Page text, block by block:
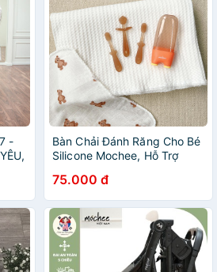
-
Bàn Chải Đánh Răng Cho Bé
Silicone Mochee, Hỗ Trợ
banbuondososinh1
75.000 đ